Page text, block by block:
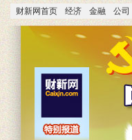
财新网首页 经济 金融 公司